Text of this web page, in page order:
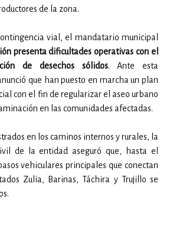
de la zona.
vial, el mandatario municipal
presenta dificultades operativas con el
de desechos sólidos. Ante esta
que han puesto en marcha un plan
con el fin de regularizar el aseo urbano
en las comunidades afectadas.
en los caminos internos y rurales, la
de la entidad aseguró que, hasta el
vehiculares principales que conectan
Zulia, Barinas, Táchira y Trujillo se